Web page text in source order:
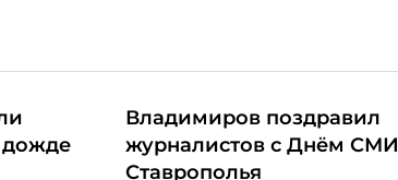
дожде
Владимиров поздравил
журналистов с Днём СМИ
Ставрополья